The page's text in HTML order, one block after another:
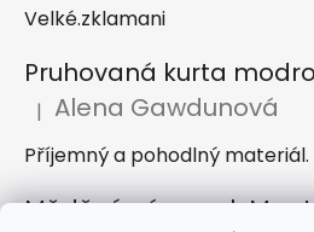
Velké.zklamani
Pruhovaná kurta
Hodnocení produktu je 5 z 5
| Alena Gawdunová
Příjemný a pohodlný materiál.